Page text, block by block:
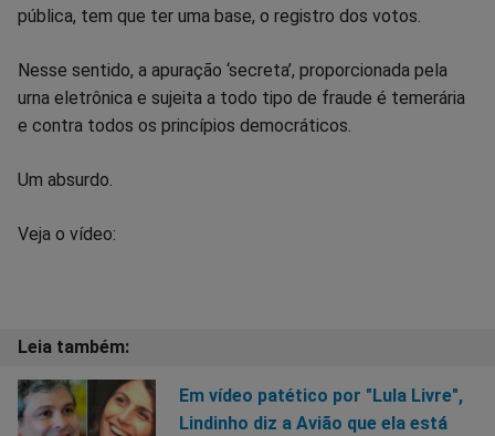
pública, tem que ter uma base, o registro dos votos.
Nesse sentido, a apuração ‘secreta’, proporcionada pela
urna eletrônica e sujeita a todo tipo de fraude é temerária
e contra todos os princípios democráticos.
Um absurdo.
Veja o vídeo:
Em vídeo patético por "Lula Livre",
Lindinho diz a Avião que ela está